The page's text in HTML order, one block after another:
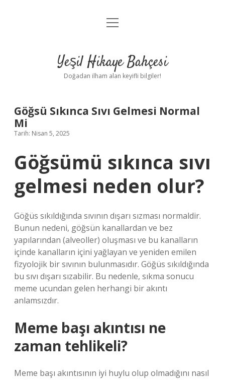
Anasayfa
Yasal Uyarı
menüyü
Yeşil Hikaye Bahçesi
Doğadan ilham alan keyifli bilgiler!
Göğsü Sıkınca Sıvı Gelmesi Normal
Mi
Tarih: Nisan 5, 2025
Göğsümü sıkınca sıvı
gelmesi neden olur?
Göğüs sıkıldığında sıvının dışarı sızması normaldir.
Bunun nedeni, göğsün kanallardan ve bez
yapılarından (alveoller) oluşması ve bu kanalların
içinde kanalların içini yağlayan ve yeniden emilen
fizyolojik bir sıvının bulunmasıdır. Göğüs sıkıldığında
bu sıvı dışarı sızabilir. Bu nedenle, sıkma sonucu
meme ucundan gelen herhangi bir akıntı
anlamsızdır.
Meme başı akıntısı ne
zaman tehlikeli?
Meme başı akıntısının iyi huylu olup olmadığını nasıl